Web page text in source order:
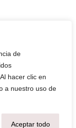
de
hacer clic en
a nuestro uso de
Aceptar todo